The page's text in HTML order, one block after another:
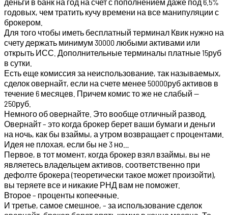
годовых, чем тратить кучу времени на все манипуляции с
брокером.
Для того чтобы иметь бесплатный терминал Квик нужно на
счету держать минимум 30000 любыми активами или
открыть ИСС. Дополнительные терминалы платные 15руб
в сутки.
Есть еще комиссия за неиспользование, так называемых,
сделок овернайт, если на счете менее 50000руб активов в
течение 6 месяцев. Причем комис то же не слабый —
250руб.
Немного об овернайте. Это вообще отличный развод.
Овернайт – это когда брокер берет ваши бумаги и деньги
на ночь, как бы взаймы, а утром возвращает с процентами.
Идея не плохая, если бы не 3 но…
Первое, в тот момент, когда брокер взял взаймы, вы не
являетесь владельцем активов, соответственно при
дефолте брокера (теоретически такое может произойти),
вы теряете все и никакие РНД вам не поможет.
Второе – проценты копеечные.
И третье, самое смешное, – за использование сделок